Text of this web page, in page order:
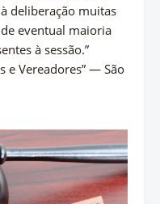
deliberação muitas
eventual maioria
à sessão.”
e Vereadores” — São